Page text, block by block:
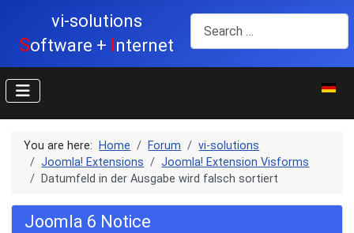
vi-solutions
Software + Internet
Search
Select
You are here: Home Forum
vi-solutions
Joomla! Extensions
Joomla! Extension Visforms
Datumfeld in der Ausgabe wird falsch sortiert
Joomla 6 Notice